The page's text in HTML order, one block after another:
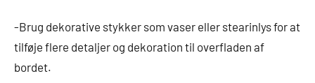
-Brug dekorative stykker som vaser eller stearinlys for at
tilføje flere detaljer og dekoration til overfladen af
bordet.